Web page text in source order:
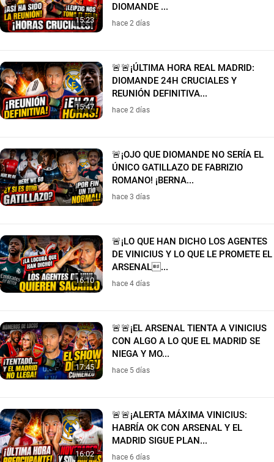
15:23
DIOMANDE ...
hace 2 días
15:47
🚨🚨¡ÚLTIMA HORA REAL MADRID:
DIOMANDE 24H CRUCIALES Y
REUNIÓN DEFINITIVA...
hace 2 días
🚨¡OJO QUE DIOMANDE NO SERÍA EL
ÚNICO GATILLAZO DE FABRIZIO
ROMANO! ¡BERNA...
hace 3 días
16:10
🚨¡LO QUE HAN DICHO LOS AGENTES
DE VINICIUS Y LO QUE LE PROMETE EL
ARSENAL...
hace 4 días
17:45
🚨🚨¡EL ARSENAL TIENTA A VINICIUS
CON ALGO A LO QUE EL MADRID SE
NIEGA Y MO...
hace 5 días
16:02
🚨🚨¡ALERTA MÁXIMA VINICIUS:
HABRÍA OK CON ARSENAL Y EL
MADRID SIGUE PLAN...
hace 6 días